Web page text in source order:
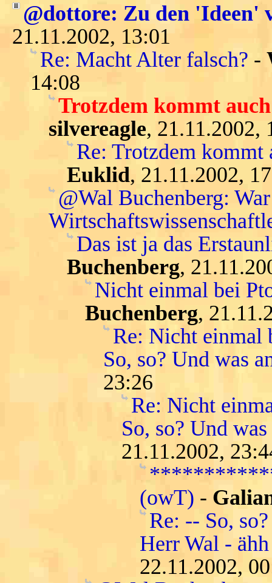
@dottore: Zu den 'Ideen'
21.11.2002, 13:01
Re: Macht Alter falsch? -
14:08
Trotzdem kommt
silvereagle, 21.11.2002,
Re: Trotzdem
Euklid, 21.11.2002,
@Wal Buchenberg:
Das ist ja das
Buchenberg,
Nicht einmal bei
Buchenberg,
Re: Nicht einmal
So, so? Und was
23:26
Re: Nicht
So, so? Und
21.11.2002,
(owT) -
Re: -- So,
Herr Wal -
22.11.2002,